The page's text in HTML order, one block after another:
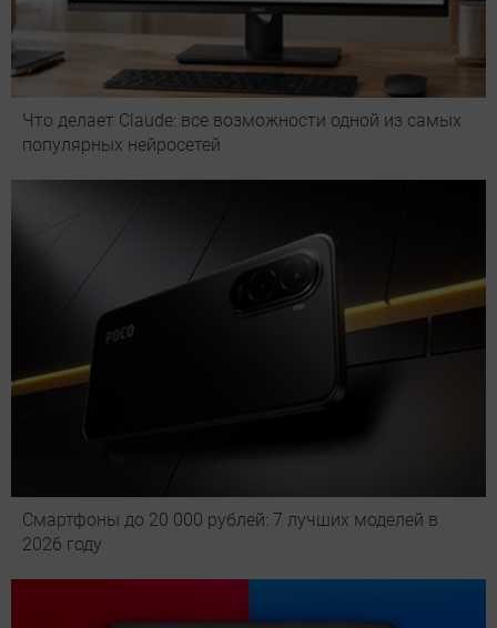
Что делает Сlaude: все возможности одной из самых
популярных нейросетей
Смартфоны до 20 000 рублей: 7 лучших моделей в
2026 году